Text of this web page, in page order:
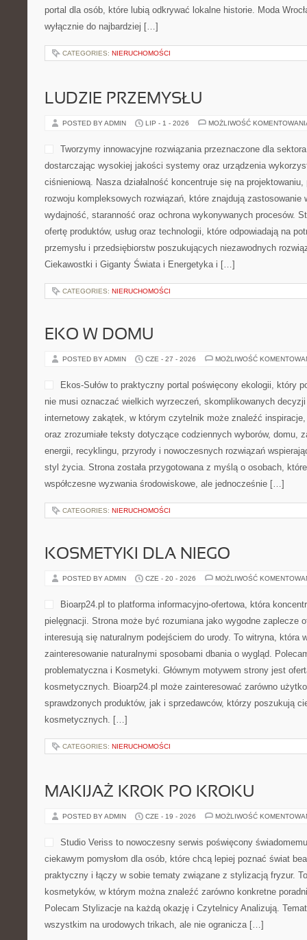
portal dla osób, które lubią odkrywać lokalne historie. Moda
wyłącznie do najbardziej […]
CATEGORIES: NIERUCHOMOŚCI
LUDZIE PRZEMYSŁU
POSTED BY ADMIN LIP - 1 - 2026 MOŻLIWOŚĆ
Tworzymy innowacyjne rozwiązania przeznaczone dla
dostarczając wysokiej jakości systemy oraz urządzenia
ciśnieniową. Nasza działalność koncentruje się na
rozwoju kompleksowych rozwiązań, które znajdują
wydajność, staranność oraz ochrona wykonywanych procesów.
ofertę produktów, usług oraz technologii, które odpowiadają na
przemysłu i przedsiębiorstw poszukujących niezawodnych
Ciekawostki i Giganty Świata i Energetyka i […]
CATEGORIES: NIERUCHOMOŚCI
EKO W DOMU
POSTED BY ADMIN CZE - 27 - 2026 MOŻLIWOŚĆ
Ekos-Sułów to praktyczny portal poświęcony ekologii, który
nie musi oznaczać wielkich wyrzeczeń, skomplikowanych
internetowy zakątek, w którym czytelnik może znaleźć
oraz zrozumiałe teksty dotyczące codziennych wyborów, domu,
energii, recyklingu, przyrody i nowoczesnych rozwiązań
styl życia. Strona została przygotowana z myślą o osobach,
współczesne wyzwania środowiskowe, ale jednocześnie […]
CATEGORIES: NIERUCHOMOŚCI
KOSMETYKI DLA NIEGO
POSTED BY ADMIN CZE - 20 - 2026 MOŻLIWOŚĆ
Bioarp24.pl to platforma informacyjno-ofertowa, która
pielęgnacji. Strona może być rozumiana jako wygodne zaplecze
interesują się naturalnym podejściem do urody. To witryna, która
zainteresowanie naturalnymi sposobami dbania o wygląd.
problematyczna i Kosmetyki. Głównym motywem strony jest
kosmetycznych. Bioarp24.pl może zainteresować zarówno
sprawdzonych produktów, jak i sprzedawców, którzy poszukują
kosmetycznych. […]
CATEGORIES: NIERUCHOMOŚCI
MAKIJAŻ KROK PO KROKU
POSTED BY ADMIN CZE - 19 - 2026 MOŻLIWOŚĆ
Studio Veriss to nowoczesny serwis poświęcony
ciekawym pomysłom dla osób, które chcą lepiej poznać świat
praktyczny i łączy w sobie tematy związane z stylizacją fryzur.
kosmetyków, w którym można znaleźć zarówno konkretne
Polecam Stylizacje na każdą okazję i Czytelnicy Analizują.
wszystkim na urodowych trikach, ale nie ogranicza […]